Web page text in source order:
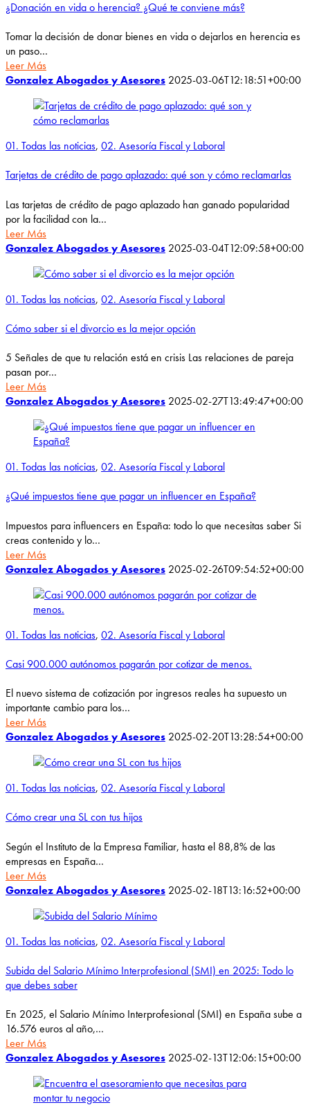
¿Donación en vida o herencia? ¿Qué te conviene más?
Tomar la decisión de donar bienes en vida o dejarlos en herencia es
un paso…
Leer Más
Gonzalez Abogados y Asesores 2025-03-06T12:18:51+00:00
01. Todas las noticias, 02. Asesoría Fiscal y Laboral
Tarjetas de crédito de pago aplazado: qué son y cómo reclamarlas
Las tarjetas de crédito de pago aplazado han ganado popularidad
por la facilidad con la…
Leer Más
Gonzalez Abogados y Asesores 2025-03-04T12:09:58+00:00
01. Todas las noticias, 02. Asesoría Fiscal y Laboral
Cómo saber si el divorcio es la mejor opción
5 Señales de que tu relación está en crisis Las relaciones de pareja
pasan por…
Leer Más
Gonzalez Abogados y Asesores 2025-02-27T13:49:47+00:00
01. Todas las noticias, 02. Asesoría Fiscal y Laboral
¿Qué impuestos tiene que pagar un influencer en España?
Impuestos para influencers en España: todo lo que necesitas saber Si
creas contenido y lo…
Leer Más
Gonzalez Abogados y Asesores 2025-02-26T09:54:52+00:00
01. Todas las noticias, 02. Asesoría Fiscal y Laboral
Casi 900.000 autónomos pagarán por cotizar de menos.
El nuevo sistema de cotización por ingresos reales ha supuesto un
importante cambio para los…
Leer Más
Gonzalez Abogados y Asesores 2025-02-20T13:28:54+00:00
01. Todas las noticias, 02. Asesoría Fiscal y Laboral
Cómo crear una SL con tus hijos
Según el Instituto de la Empresa Familiar, hasta el 88,8% de las
empresas en España…
Leer Más
Gonzalez Abogados y Asesores 2025-02-18T13:16:52+00:00
01. Todas las noticias, 02. Asesoría Fiscal y Laboral
Subida del Salario Mínimo Interprofesional (SMI) en 2025: Todo lo
que debes saber
En 2025, el Salario Mínimo Interprofesional (SMI) en España sube a
16.576 euros al año,…
Leer Más
Gonzalez Abogados y Asesores 2025-02-13T12:06:15+00:00